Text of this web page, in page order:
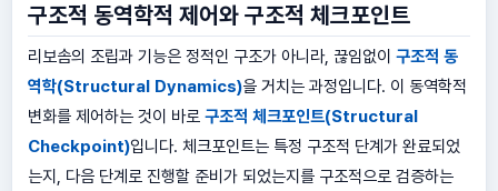
구조적 동역학적 제어와 구조적 체크포인트
리보솜의 조립과 기능은 정적인 구조가 아니라, 끊임없이 구조적 동
역학(Structural Dynamics)을 거치는 과정입니다. 이 동역학적
변화를 제어하는 것이 바로 구조적 체크포인트(Structural
Checkpoint)입니다. 체크포인트는 특정 구조적 단계가 완료되었
는지, 다음 단계로 진행할 준비가 되었는지를 구조적으로 검증하는